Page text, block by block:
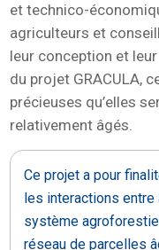
et technico-
agriculteurs et
leur conception et
du projet GRACULA,
précieuses qu’elles
relativement âgés.
Ce projet a pour
les interactions
système
réseau de parcelles